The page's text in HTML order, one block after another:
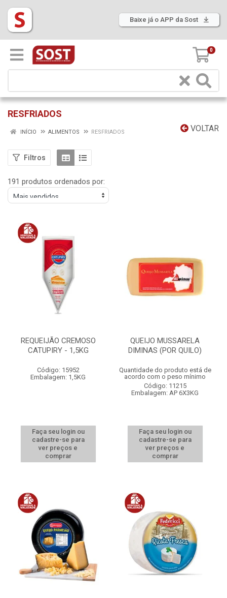
Baixe já o APP da Sost
0
RESFRIADOS
VOLTAR
INÍCIO ALIMENTOS RESFRIADOS
Filtros
191 produtos ordenados por:
REQUEIJÃO CREMOSO
CATUPIRY - 1,5KG
Código: 15952
Embalagem: 1,5KG
Faça seu login ou
cadastre-se para
ver preços e
comprar
QUEIJO MUSSARELA
DIMINAS (POR QUILO)
Quantidade do produto está de
acordo com o peso mínimo
Código: 11215
Embalagem: AP 6X3KG
Faça seu login ou
cadastre-se para
ver preços e
comprar